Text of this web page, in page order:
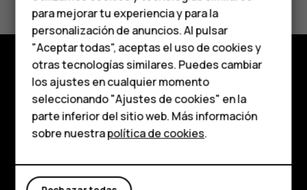
media
Teléfonos para
personas mayores
HMD Terra M
Comprar
Mi cuenta
Sí No
Comprar
Acerca de
Planet and people
Soporte
para mejorar tu experiencia y para la
personalización de anuncios. Al pulsar
"Aceptar todas", aceptas el uso de cookies y
otras tecnologías similares. Puedes cambiar
los ajustes en cualquier momento
seleccionando "Ajustes de cookies" en la
parte inferior del sitio web. Más información
sobre nuestrapolítica de cookies.